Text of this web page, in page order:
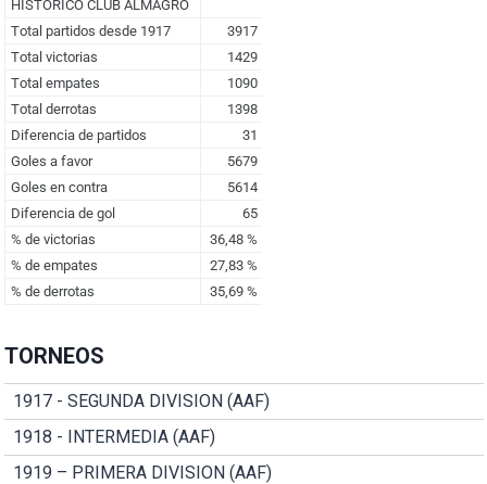
TORNEOS
1917 - SEGUNDA DIVISION (AAF)
1918 - INTERMEDIA (AAF)
1919 – PRIMERA DIVISION (AAF)